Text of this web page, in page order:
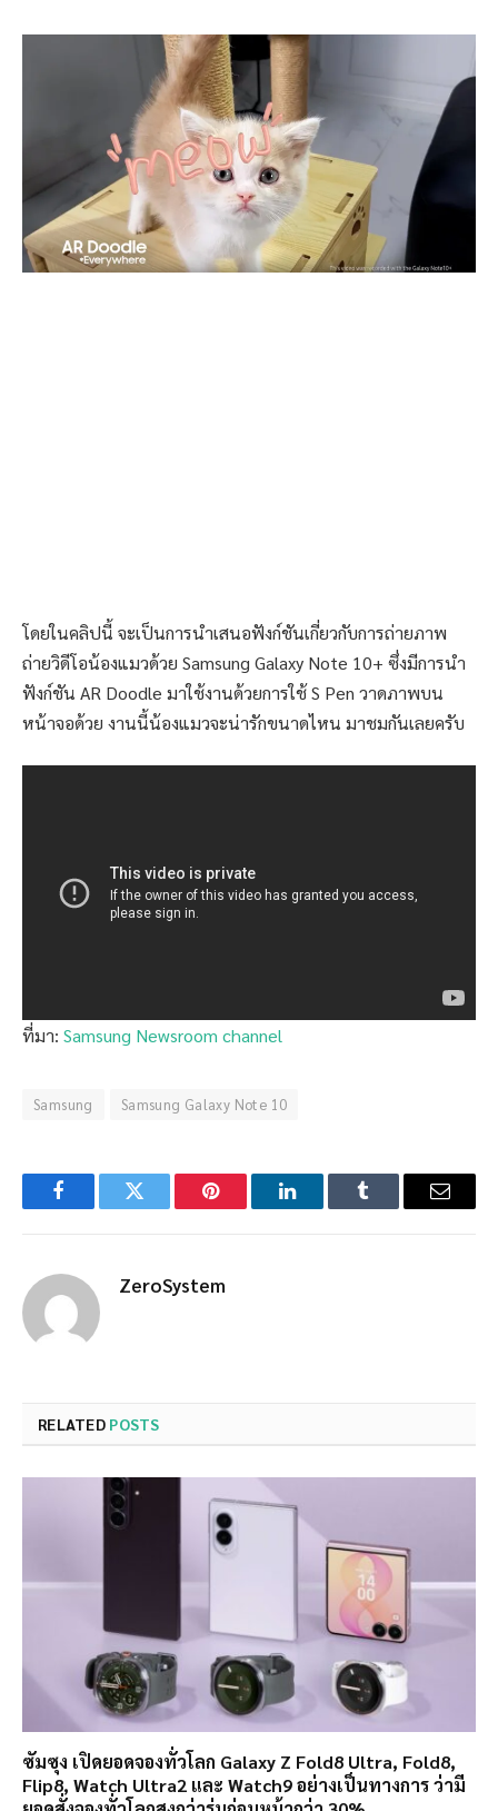
โดยในคลิปนี้ จะเป็นการนำเสนอฟังก์ชันเกี่ยวกับการถ่ายภาพ
ถ่ายวิดีโอน้องแมวด้วย Samsung Galaxy Note 10+ ซึ่งมีการนำ
ฟังก์ชัน AR Doodle มาใช้งานด้วยการใช้ S Pen วาดภาพบน
หน้าจอด้วย งานนี้น้องแมวจะน่ารักขนาดไหน มาชมกันเลยครับ
ที่มา: Samsung Newsroom channel
Samsung Samsung Galaxy Note 10
FacebookTwitter Pinterest LinkedInTumblr Email
ZeroSystem
RELATED POSTS
ซัมซุง เปิดยอดจองทั่วโลก Galaxy Z Fold8 Ultra, Fold8,
Flip8, Watch Ultra2 และ Watch9 อย่างเป็นทางการ ว่ามี